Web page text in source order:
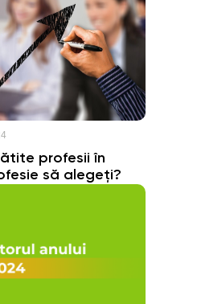
profesii în
să alegeți?